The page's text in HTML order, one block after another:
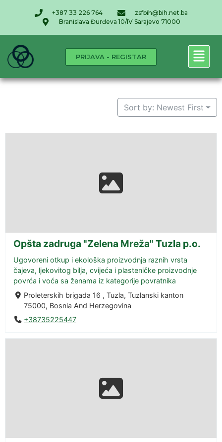
+387 33 226 764
zsfbih@bih.net.ba
Branislava Đurđeva 10/IV Sarajevo 71000
PRIJAVA - REGISTAR
Sort by: Newest First
Opšta zadruga "Zelena Mreža" Tuzla p.o.
Ugovoreni otkup i ekološka proizvodnja raznih vrsta
čajeva, ljekovitog bilja, cvijeća i plasteničke proizvodnje
povrća i voća sa ženama iz kategorije povratnika
Proleterskih brigada 16 , Tuzla, Tuzlanski kanton
75000, Bosnia And Herzegovina
+38735225447